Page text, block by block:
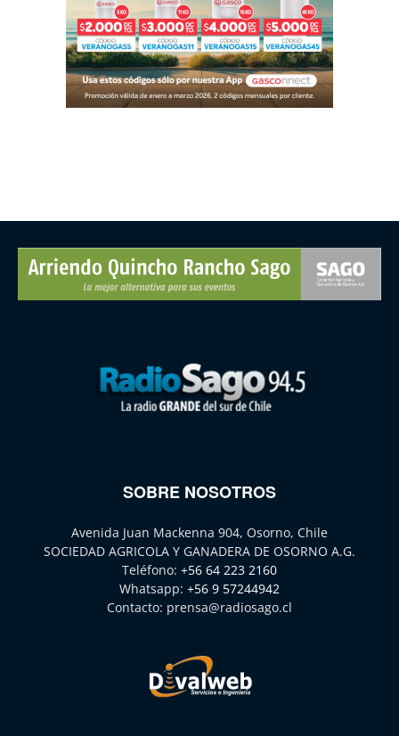
SOBRE NOSOTROS
Avenida Juan Mackenna 904, Osorno, Chile
SOCIEDAD AGRICOLA Y GANADERA DE OSORNO A.G.
Teléfono: +56 64 223 2160
Whatsapp: +56 9 57244942
Contacto: prensa@radiosago.cl